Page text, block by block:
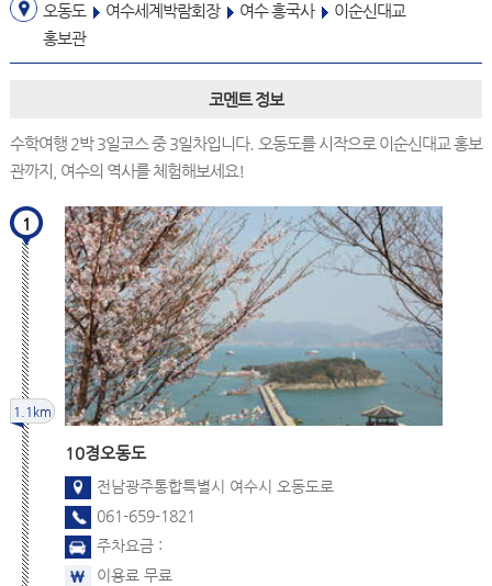
오동도 여수세계박람회장 여수 흥국사
이순신대교
홍보관
코멘트 정보
수학여행 2박 3일코스 중 3일차입니다. 오동도를 시작으로 이순신대교 홍보
관까지, 여수의 역사를 체험해보세요!
1
10경오동도
전남광주통합특별시 여수시 오동도로
061-659-1821
주차요금 :
이용료 무료
1.1km